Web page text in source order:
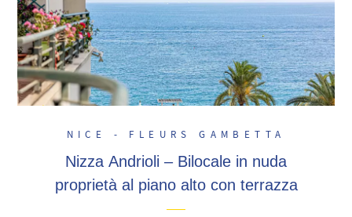
NICE - FLEURS GAMBETTA
Nizza Andrioli – Bilocale in nuda
proprietà al piano alto con terrazza